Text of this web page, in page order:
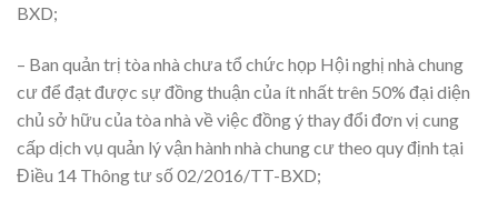
BXD;
– Ban quản trị tòa nhà chưa tổ chức họp Hội nghị nhà chung
cư để đạt được sự đồng thuận của ít nhất trên 50% đại diện
chủ sở hữu của tòa nhà về việc đồng ý thay đổi đơn vị cung
cấp dịch vụ quản lý vận hành nhà chung cư theo quy định tại
Điều 14 Thông tư số 02/2016/TT-BXD;